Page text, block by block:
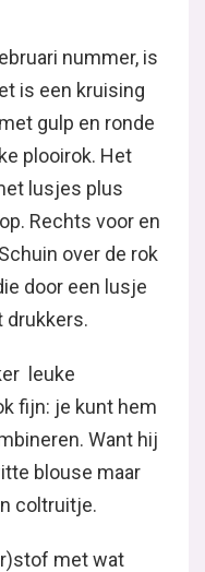
nummer, is
is een kruising
gulp en ronde
plooirok. Het
lusjes plus
Rechts voor en
over de rok
door een lusje
drukkers.
leuke
fijn: je kunt hem
Want hij
blouse maar
coltruitje.
met wat